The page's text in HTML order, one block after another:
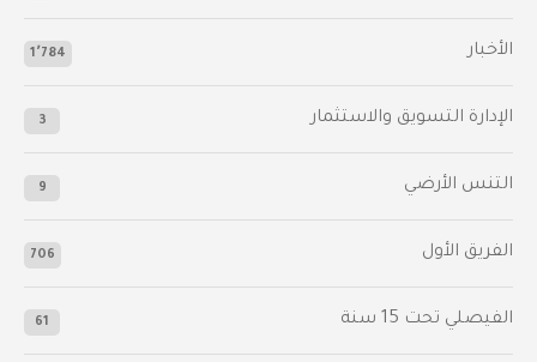
الأخبار 1٬784
الإدارة التسويق والاستثمار 3
التنس الأرضي 9
الفريق الأول 706
الفيصلي‬⁩ تحت 15 سنة 61